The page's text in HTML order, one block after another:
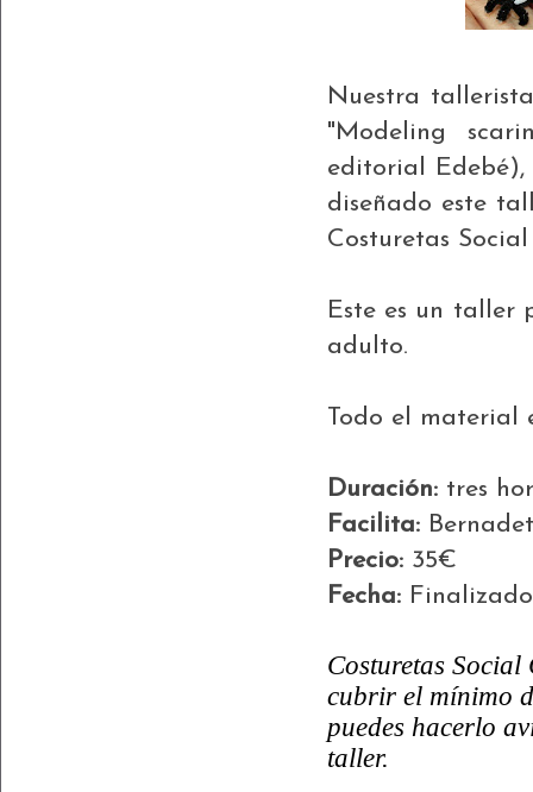
Nuestra
"Modeling
editorial
diseñado este
Costuretas
Este es un taller
adulto.
Todo el material
Duración: tres
Facilita:
Precio: 35€
Fecha: Finalizado
Costuretas
cubrir el mínimo
puedes hacerlo
taller.